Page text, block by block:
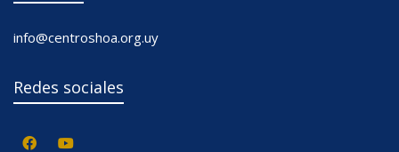
info@centroshoa.org.uy
Redes sociales